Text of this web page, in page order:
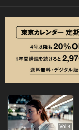
Vol.4